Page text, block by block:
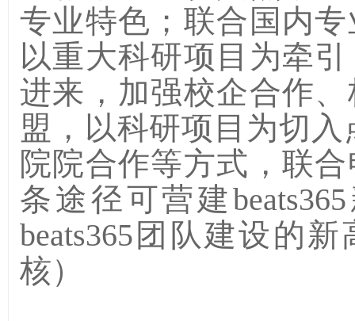
专业特色；联合国内
以重大科研项目为牵
进来，加强校企合作
盟，以科研项目为切入
院院合作等方式，联
条途径可营建
beats365团队建设的
核）